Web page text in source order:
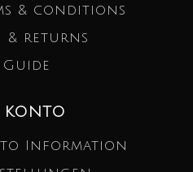
& conditions
& returns
Guide
Information